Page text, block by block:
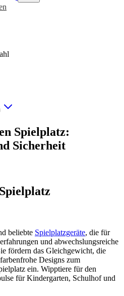
Spielplatz:
Sicherheit
beliebte Spielplatzgeräte, die für
und abwechslungsreiche
fördern das Gleichgewicht, die
Designs zum
ein. Wipptiere für den
für Kindergarten, Schulhof und